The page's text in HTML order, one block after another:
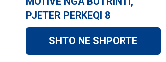
PJETER PERKEQI 8
SHTO NE SHPORTE